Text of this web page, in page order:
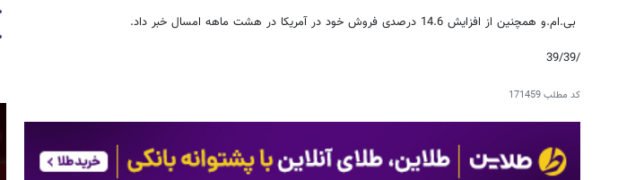
بی.ام.و همچنین از افزایش 14.6 درصدی فروش خود در آمریکا در هشت ماهه امسال خبر داد.
/39/39
کد مطلب171459